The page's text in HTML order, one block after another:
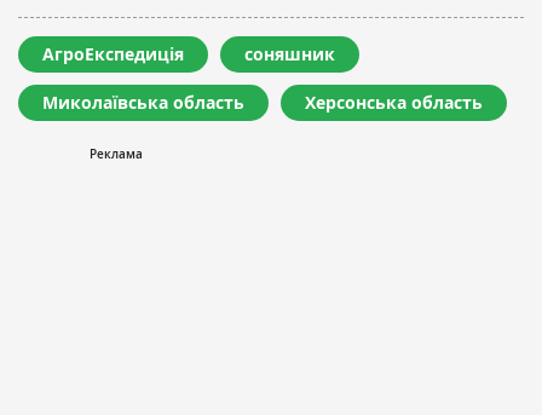
АгроЕкспедиція соняшник
Миколаївська область Херсонська область